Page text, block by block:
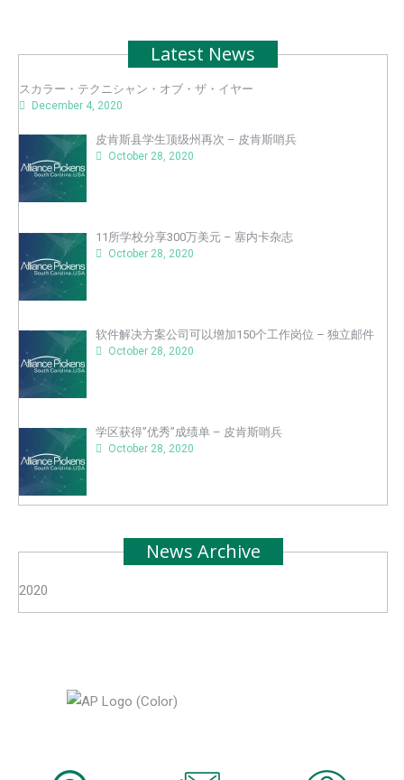
Latest News
スカラー・テクニシャン・オブ・ザ・イヤー
December 4, 2020
皮肯斯县学生顶级州再次 – 皮肯斯哨兵
October 28, 2020
11所学校分享300万美元 – 塞内卡杂志
October 28, 2020
软件解决方案公司可以增加150个工作岗位 – 独立邮件
October 28, 2020
学区获得”优秀”成绩单 – 皮肯斯哨兵
October 28, 2020
News Archive
2020